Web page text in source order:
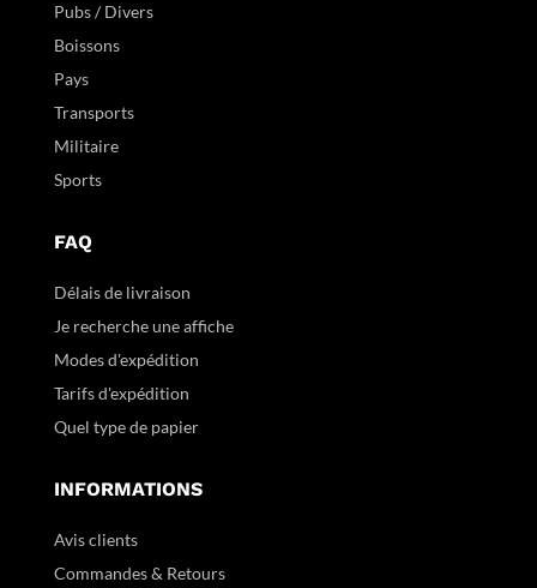
Pubs / Divers
Boissons
Pays
Transports
Militaire
Sports
FAQ
Délais de livraison
Je recherche une affiche
Modes d'expédition
Tarifs d'expédition
Quel type de papier
INFORMATIONS
Avis clients
Commandes & Retours